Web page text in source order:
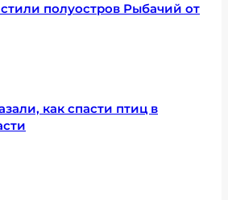
полуостров Рыбачий от
как спасти птиц в